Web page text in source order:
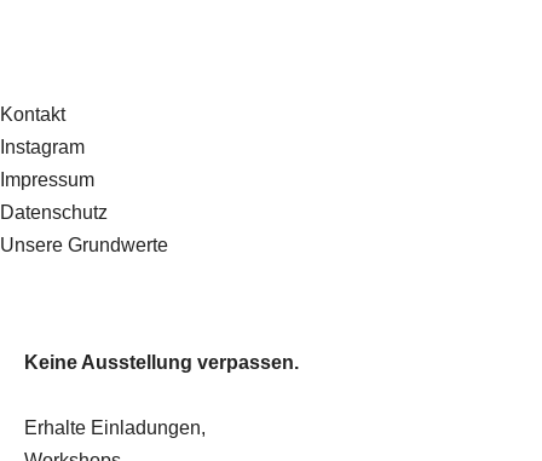
Kontakt
Instagram
Impressum
Datenschutz
Unsere Grundwerte
Keine Ausstellung verpassen.
Erhalte Einladungen,